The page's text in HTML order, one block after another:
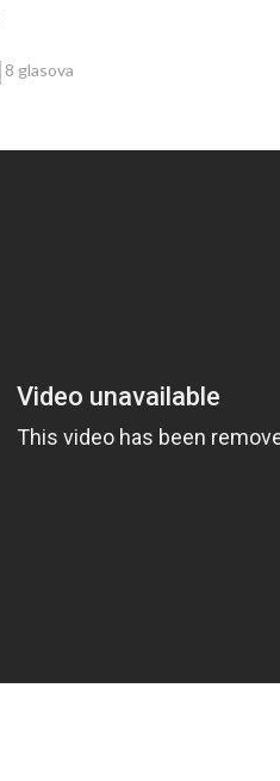
8 glasova